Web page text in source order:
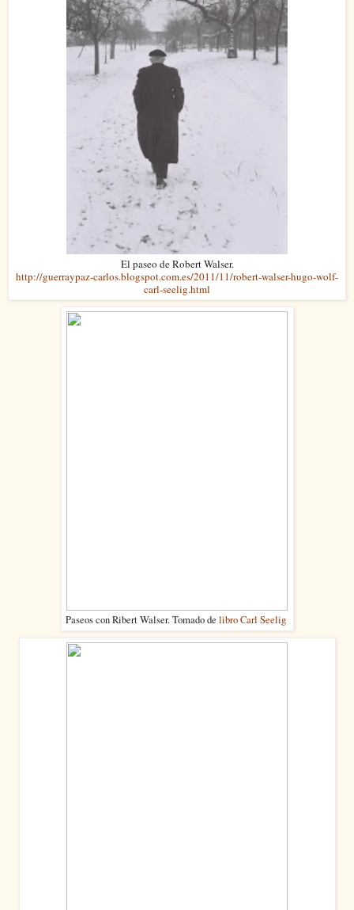
El paseo de Robert Walser.
http://guerraypaz-carlos.blogspot.com.es/2011/11/robert-walser-hugo-wolf-
carl-seelig.html
Paseos con Ribert Walser. Tomado de libro Carl Seelig